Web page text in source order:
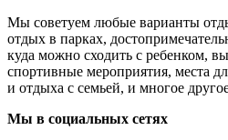
Мы советуем любые варианты
отдых в парках,
куда можно сходить с ребенком,
спортивные мероприятия, места
и отдыха с семьей, и многое
Мы в социальных сетях